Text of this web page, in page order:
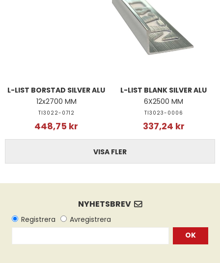
L-LIST BORSTAD SILVER ALU
12x2700 MM
TI3022-0712
448,75 kr
L-LIST BLANK SILVER ALU
6X2500 MM
TI3023-0006
337,24 kr
VISA FLER
OK